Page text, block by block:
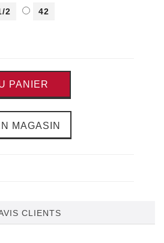
2 42
PANIER
MAGASIN
CLIENTS